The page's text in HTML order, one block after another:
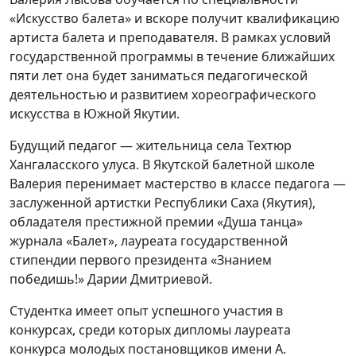
«Искусство балета» и вскоре получит квалификацию
артиста балета и преподавателя. В рамках условий
государственной программы в течение ближайших
пяти лет она будет заниматься педагогической
деятельностью и развитием хореографического
искусства в Южной Якутии.
Будущий педагог — жительница села Техтюр
Хангаласского улуса. В Якутской балетной школе
Валерия перенимает мастерство в классе педагога —
заслуженной артистки Республики Саха (Якутия),
обладателя престижной премии «Душа танца»
журнала «Балет», лауреата государственной
стипендии первого президента «Знанием
победишь!» Дарии Дмитриевой.
Студентка имеет опыт успешного участия в
конкурсах, среди которых дипломы лауреата
конкурса молодых постановщиков имени А.